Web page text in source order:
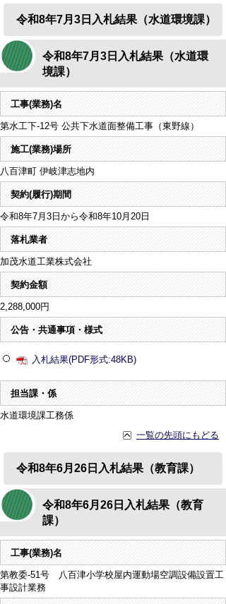
令和8年7月3日入札結果（水道環境課）
令和8年7月3日入札結果（水道環
境課）
工事(業務)名
第水工下-12号 公共下水道面整備工事（東野線）
施工(業務)場所
八百津町 伊岐津志地内
契約(履行)期間
令和8年7月3日から令和8年10月20日
落札業者
加茂水道工業株式会社
契約金額
2,288,000円
公告・共通事項・様式
入札結果(PDF形式:48KB)
担当課・係
水道環境課工務係
一覧の先頭にもどる
令和8年6月26日入札結果（教育課）
令和8年6月26日入札結果（教育
課）
工事(業務)名
第教委-51号 八百津小学校屋内運動場空調設備設置工
事設計業務